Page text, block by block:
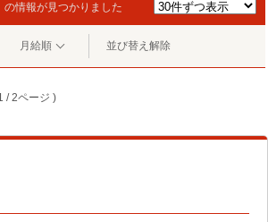
の情報が見つかりました
月給順 並び替え解除
/ 2ページ )